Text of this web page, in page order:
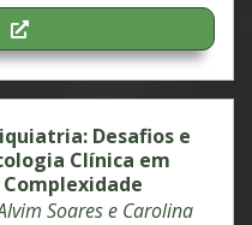
Desafios e
Clínica em
Soares e Carolina